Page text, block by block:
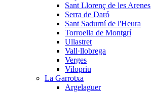
Sant Llorenç de les Arenes
Serra de Daró
Sant Sadurní de l'Heura
Torroella de Montgrí
Ullastret
Vall·llobrega
Verges
Vilopriu
La Garrotxa
Argelaguer